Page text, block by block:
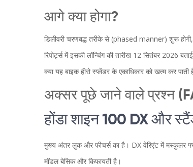
आगे क्या होगा?
डिलीवरी चरणबद्ध तरीके से (phased manner) शुरू
रिपोर्ट्स में इसकी लॉन्चिंग की तारीख 12 सितंबर 2026
क्या यह बाइक हीरो स्प्लेंडर के एकाधिकार को खत्म कर पाती
अक्सर पूछे जाने वाले प्रश्न
होंडा शाइन 100 DX और
मुख्य अंतर लुक और फीचर्स का है। DX वेरिएंट में मस्कुलर
मॉडल बेसिक और किफायती है।